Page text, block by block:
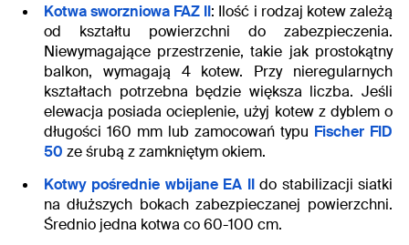
Kotwa sworzniowa FAZ II: Ilość i rodzaj kotew zależą
od kształtu powierzchni do zabezpieczenia.
Niewymagające przestrzenie, takie jak prostokątny
balkon, wymagają 4 kotew. Przy nieregularnych
kształtach potrzebna będzie większa liczba. Jeśli
elewacja posiada ocieplenie, użyj kotew z dyblem o
długości 160 mm lub zamocowań typu Fischer FID
50 ze śrubą z zamkniętym okiem.
Kotwy pośrednie wbijane EA IIdo stabilizacji siatki
na dłuższych bokach zabezpieczanej powierzchni.
Średnio jedna kotwa co 60-100 cm.